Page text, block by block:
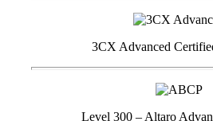
3CX Advanced
Level 300 – Altaro